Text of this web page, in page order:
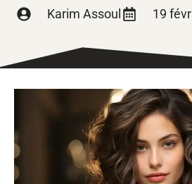
Karim Assoul 19